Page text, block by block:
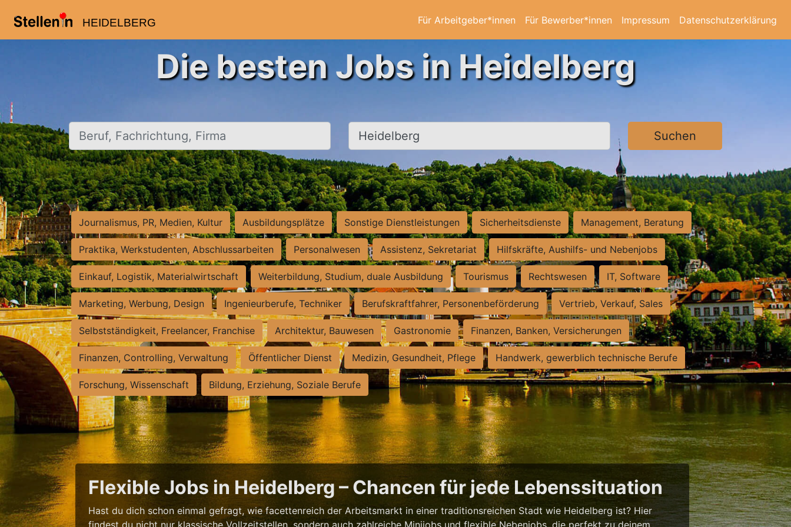
HEIDELBERG Für Arbeitgeber*innen Für Bewerber*innen Impressum Datenschutzerklärung
Die besten Jobs in Heidelberg
Beruf, Fachrichtung, Firma Ort, Stadt Suchen
Journalismus, PR, Medien, Kultur Ausbildungsplätze Sonstige Dienstleistungen Sicherheitsdienste Management, Beratung
Praktika, Werkstudenten, Abschlussarbeiten Personalwesen Assistenz, Sekretariat Hilfskräfte, Aushilfs- und Nebenjobs
Einkauf, Logistik, Materialwirtschaft Weiterbildung, Studium, duale Ausbildung Tourismus Rechtswesen IT, Software
Marketing, Werbung, Design Ingenieurberufe, Techniker Berufskraftfahrer, Personenbeförderung Vertrieb, Verkauf, Sales
Selbstständigkeit, Freelancer, Franchise Architektur, Bauwesen Gastronomie Finanzen, Banken, Versicherungen
Finanzen, Controlling, Verwaltung Öffentlicher Dienst Medizin, Gesundheit, Pflege Handwerk, gewerblich technische Berufe
Forschung, Wissenschaft Bildung, Erziehung, Soziale Berufe
Flexible Jobs in Heidelberg – Chancen für jede Lebenssituation
Hast du dich schon einmal gefragt, wie facettenreich der Arbeitsmarkt in einer traditionsreichen Stadt wie Heidelberg ist? Hier